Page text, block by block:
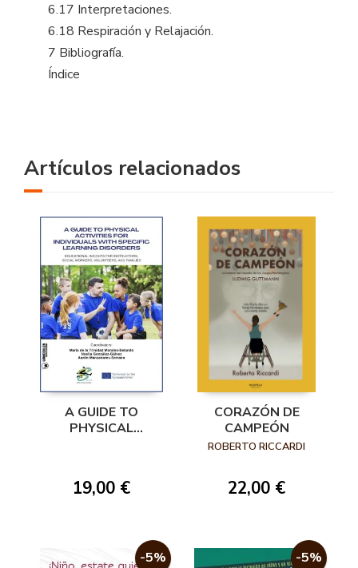
6.17 Interpretaciones.
6.18 Respiración y Relajación.
7 Bibliografía.
Índice
Artículos relacionados
A GUIDE TO
PHYSICAL
DISORDERS
19,00 €
CORAZÓN DE
CAMPEÓN
ROBERTO RICCARDI
22,00 €
-5% -5%